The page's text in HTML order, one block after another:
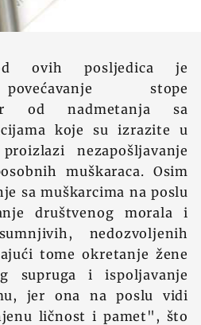
ovih posljedica je
stope
od nadmetanja sa
koje su izrazite u
nezapošljavanje
muškaraca. Osim
sa muškarcima na poslu
društvenog morala i
nedozvoljenih
tome okretanje žene
supruga i ispoljavanje
jer ona na poslu vidi
ličnost i pamet", što